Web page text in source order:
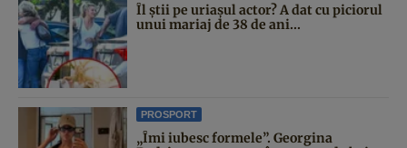
Îl știi pe uriașul actor? A dat cu piciorul
unui mariaj de 38 de ani...
PROSPORT
„Îmi iubesc formele”. Georgina